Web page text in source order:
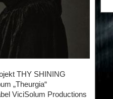
THY SHINING
„Theurgia“
ViciSolum Productions